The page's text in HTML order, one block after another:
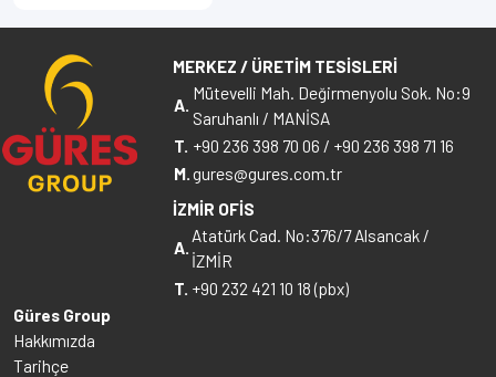
MERKEZ / ÜRETİM TESİSLERİ
A.
Mütevelli Mah. Değirmenyolu Sok. No:9
Saruhanlı / MANİSA
T. +90 236 398 70 06 / +90 236 398 71 16
M.gures@gures.com.tr
İZMİR OFİS
A.
Atatürk Cad. No:376/7 Alsancak /
İZMİR
T. +90 232 421 10 18 (pbx)
Güres Group
Hakkımızda
Tarihçe